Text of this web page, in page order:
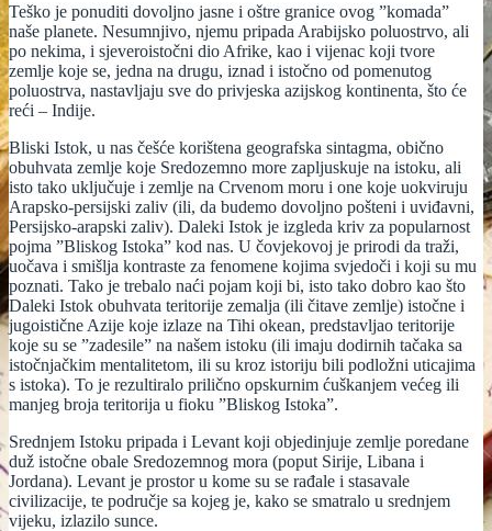
Teško je ponuditi dovoljno jasne i oštre granice ovog ”komada”
naše planete. Nesumnjivo, njemu pripada Arabijsko poluostrvo, ali
po nekima, i sjeveroistočni dio Afrike, kao i vijenac koji tvore
zemlje koje se, jedna na drugu, iznad i istočno od pomenutog
poluostrva, nastavljaju sve do privjeska azijskog kontinenta, što će
reći – Indije.
Bliski Istok, u nas češće korištena geografska sintagma, obično
obuhvata zemlje koje Sredozemno more zapljuskuje na istoku, ali
isto tako uključuje i zemlje na Crvenom moru i one koje uokviruju
Arapsko-persijski zaliv (ili, da budemo dovoljno pošteni i uviđavni,
Persijsko-arapski zaliv). Daleki Istok je izgleda kriv za popularnost
pojma ”Bliskog Istoka” kod nas. U čovjekovoj je prirodi da traži,
uočava i smišlja kontraste za fenomene kojima svjedoči i koji su mu
poznati. Tako je trebalo naći pojam koji bi, isto tako dobro kao što
Daleki Istok obuhvata teritorije zemalja (ili čitave zemlje) istočne i
jugoistične Azije koje izlaze na Tihi okean, predstavljao teritorije
koje su se ”zadesile” na našem istoku (ili imaju dodirnih tačaka sa
istočnjačkim mentalitetom, ili su kroz istoriju bili podložni uticajima
s istoka). To je rezultiralo prilično opskurnim ćuškanjem većeg ili
manjeg broja teritorija u fioku ”Bliskog Istoka”.
Srednjem Istoku pripada i Levant koji objedinjuje zemlje poredane
duž istočne obale Sredozemnog mora (poput Sirije, Libana i
Jordana). Levant je prostor u kome su se rađale i stasavale
civilizacije, te područje sa kojeg je, kako se smatralo u srednjem
vijeku, izlazilo sunce.